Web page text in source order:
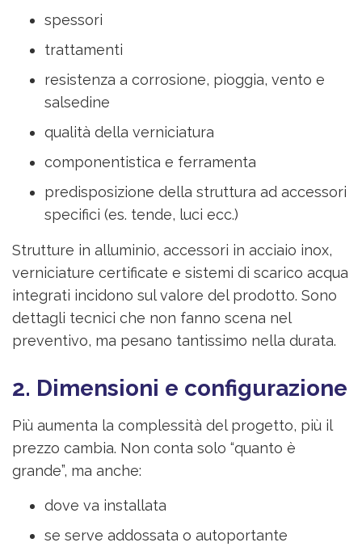
spessori
trattamenti
resistenza a corrosione, pioggia, vento e
salsedine
qualità della verniciatura
componentistica e ferramenta
predisposizione della struttura ad accessori
specifici (es. tende, luci ecc.)
Strutture in alluminio, accessori in acciaio inox,
verniciature certificate e sistemi di scarico acqua
integrati incidono sul valore del prodotto. Sono
dettagli tecnici che non fanno scena nel
preventivo, ma pesano tantissimo nella durata.
2. Dimensioni e configurazione
Più aumenta la complessità del progetto, più il
prezzo cambia. Non conta solo “quanto è
grande”, ma anche:
dove va installata
se serve addossata o autoportante